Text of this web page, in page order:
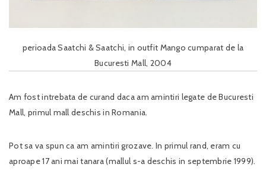
perioada Saatchi & Saatchi, in outfit Mango cumparat de la
Bucuresti Mall, 2004
Am fost intrebata de curand daca am amintiri legate de Bucuresti
Mall, primul mall deschis in Romania.
Pot sa va spun ca am amintiri grozave. In primul rand, eram cu
aproape 17 ani mai tanara (mallul s-a deschis in septembrie 1999).